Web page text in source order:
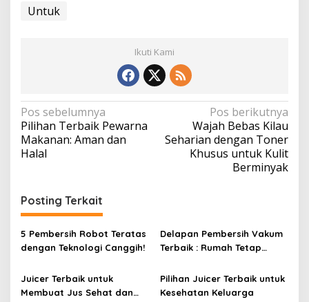
Untuk
Ikuti Kami
N
a
v
g
a
s
i
o
Pos sebelumnya
Pilihan Terbaik Pewarna
Makanan: Aman dan
Halal
Pos berikutnya
Wajah Bebas Kilau
Seharian dengan Toner
Khusus untuk Kulit
Berminyak
Posting Terkait
5 Pembersih Robot Teratas
dengan Teknologi Canggih!
Delapan Pembersih Vakum
Terbaik : Rumah Tetap
Juicer Terbaik untuk
Membuat Jus Sehat dan
Pilihan Juicer Terbaik untuk
Kesehatan Keluarga